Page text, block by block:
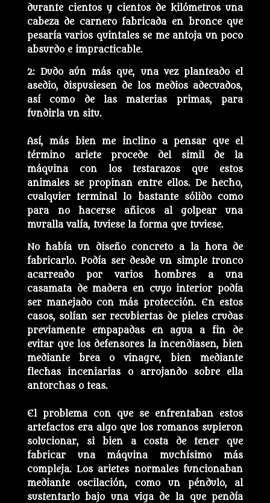
durante cientos y cientos de kilómetros una
cabeza de carnero fabricada en bronce que
pesaría varios quintales se me antoja un poco
absurdo e impracticable.
2: Dudo aún más que, una vez planteado el
asedio, dispusiesen de los medios adecuados,
así como de las materias primas, para
fundirla un situ.
Así, más bien me inclino a pensar que el
término ariete procede del simil de la
máquina con los testarazos que estos
animales se propinan entre ellos. De hecho,
cualquier terminal lo bastante sólido como
para no hacerse añicos al golpear una
muralla valía, tuviese la forma que tuviese.
No había un diseño concreto a la hora de
fabricarlo. Podía ser desde un simple tronco
acarreado por varios hombres a una
casamata de madera en cuyo interior podía
ser manejado con más protección. En estos
casos, solían ser recubiertas de pieles crudas
previamente empapadas en agua a fin de
evitar que los defensores la incendiasen, bien
mediante brea o vinagre, bien mediante
flechas inceniarias o arrojando sobre ella
antorchas o teas.
El problema con que se enfrentaban estos
artefactos era algo que los romanos supieron
solucionar, si bien a costa de tener que
fabricar una máquina muchísimo más
compleja. Los arietes normales funcionaban
mediante oscilación, como un péndulo, al
sustentarlo bajo una viga de la que pendía